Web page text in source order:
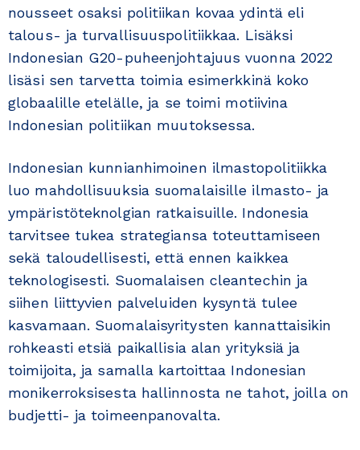
nousseet osaksi politiikan kovaa ydintä eli
talous- ja turvallisuuspolitiikkaa. Lisäksi
Indonesian G20-puheenjohtajuus vuonna 2022
lisäsi sen tarvetta toimia esimerkkinä koko
globaalille etelälle, ja se toimi motiivina
Indonesian politiikan muutoksessa.
Indonesian kunnianhimoinen ilmastopolitiikka
luo mahdollisuuksia suomalaisille ilmasto- ja
ympäristöteknolgian ratkaisuille. Indonesia
tarvitsee tukea strategiansa toteuttamiseen
sekä taloudellisesti, että ennen kaikkea
teknologisesti. Suomalaisen cleantechin ja
siihen liittyvien palveluiden kysyntä tulee
kasvamaan. Suomalaisyritysten kannattaisikin
rohkeasti etsiä paikallisia alan yrityksiä ja
toimijoita, ja samalla kartoittaa Indonesian
monikerroksisesta hallinnosta ne tahot, joilla on
budjetti- ja toimeenpanovalta.